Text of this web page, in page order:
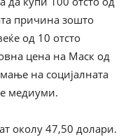
причина зошто
од 10 отсто
цена на Маск од
на социјалната
медиуми.
околу 47,50 долари.